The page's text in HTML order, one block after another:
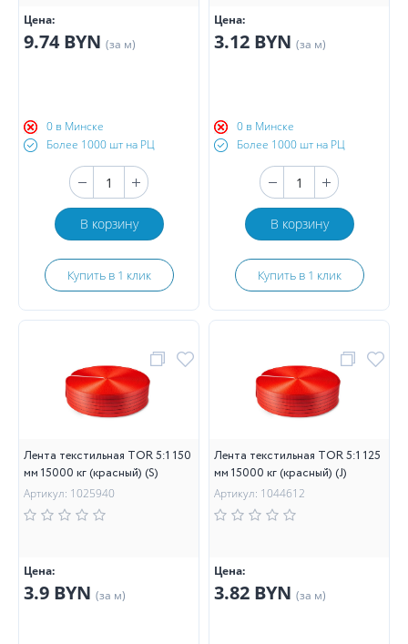
Цена:
9.74 BYN (за м)
0 в Минске
Более 1000 шт на РЦ
В корзину
Купить в 1 клик
Цена:
3.12 BYN (за м)
0 в Минске
Более 1000 шт на РЦ
В корзину
Купить в 1 клик
Лента текстильная TOR 5:1 150
мм 15000 кг (красный) (S)
Артикул: 1025940
Цена:
3.9 BYN (за м)
Лента текстильная TOR 5:1 125
мм 15000 кг (красный) (J)
Артикул: 1044612
Цена:
3.82 BYN (за м)